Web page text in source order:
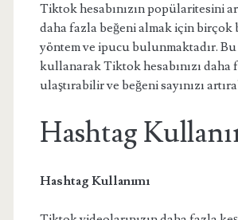
Tiktok hesabınızın popülaritesini
daha fazla beğeni almak için birçok
yöntem ve ipucu bulunmaktadır.
kullanarak Tiktok hesabınızı daha
ulaştırabilir ve beğeni sayınızı
Hashtag
Hashtag Kullanımı